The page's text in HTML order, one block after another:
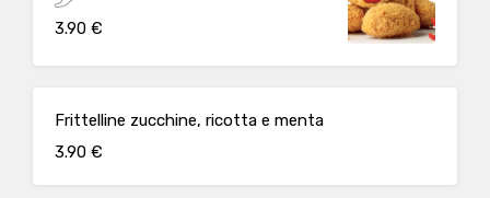
3.90 €
Frittelline zucchine, ricotta e menta
3.90 €